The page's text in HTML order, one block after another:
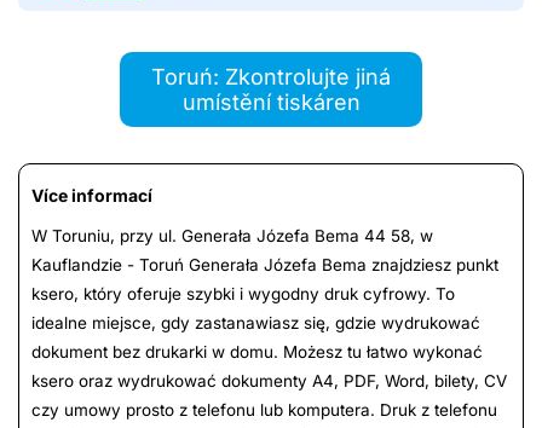
Toruń: Zkontrolujte jiná
umístění tiskáren
Více informací
W Toruniu, przy ul. Generała Józefa Bema 44 58, w
Kauflandzie - Toruń Generała Józefa Bema znajdziesz punkt
ksero, który oferuje szybki i wygodny druk cyfrowy. To
idealne miejsce, gdy zastanawiasz się, gdzie wydrukować
dokument bez drukarki w domu. Możesz tu łatwo wykonać
ksero oraz wydrukować dokumenty A4, PDF, Word, bilety, CV
czy umowy prosto z telefonu lub komputera. Druk z telefonu